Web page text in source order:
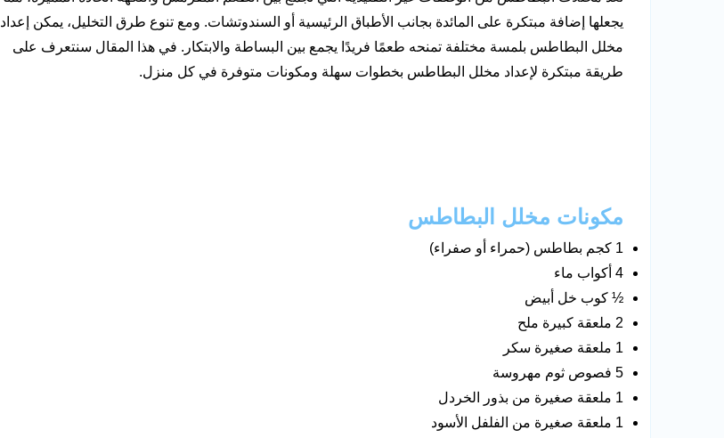
يجعلها إضافة مبتكرة على المائدة بجانب الأطباق الرئيسية أو السندوتشات. ومع تنوع طرق التخليل، يمكن إعداد
مخلل البطاطس بلمسة مختلفة تمنحه طعمًا فريدًا يجمع بين البساطة والابتكار. في هذا المقال سنتعرف على
طريقة مبتكرة لإعداد مخلل البطاطس بخطوات سهلة ومكونات متوفرة في كل منزل.
مكونات مخلل البطاطس
1 كجم بطاطس (حمراء أو صفراء)
4 أكواب ماء
½ كوب خل أبيض
2 ملعقة كبيرة ملح
1 ملعقة صغيرة سكر
5 فصوص ثوم مهروسة
1 ملعقة صغيرة من بذور الخردل
1 ملعقة صغيرة من الفلفل الأسود